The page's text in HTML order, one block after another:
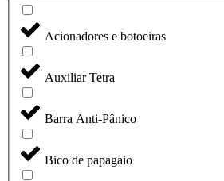
Acionadores e botoeiras
Auxiliar Tetra
Barra Anti-Pânico
Bico de papagaio